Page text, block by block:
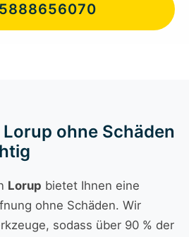
ohne Schäden
Lorup bietet Ihnen eine
ohne Schäden. Wir
sodass über 90 % der